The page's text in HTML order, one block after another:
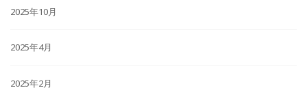
2025年10月
2025年4月
2025年2月